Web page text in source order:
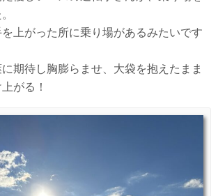
を上がった所に乗り場があるみたいです
期待し胸膨らませ、大袋を抱えたまま
がる！